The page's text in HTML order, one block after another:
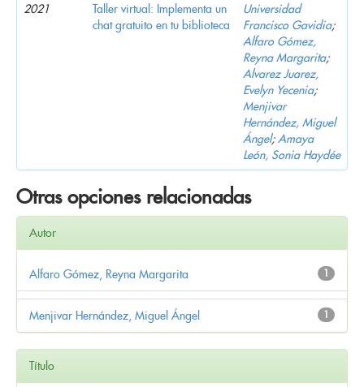
2021
Taller virtual: Implementa un
chat gratuito en tu biblioteca
Universidad
Francisco Gavidia;
Alfaro Gómez,
Reyna Margarita;
Alvarez Juarez,
Evelyn Yecenia;
Menjivar
Hernández, Miguel
Ángel; Amaya
León, Sonia Haydée
Otras opciones relacionadas
Autor
1
Alfaro Gómez, Reyna Margarita
1
Menjivar Hernández, Miguel Ángel
Título